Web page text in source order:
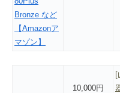
10,000円
[